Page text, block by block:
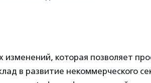
которая позволяет
в развитие некоммерческого